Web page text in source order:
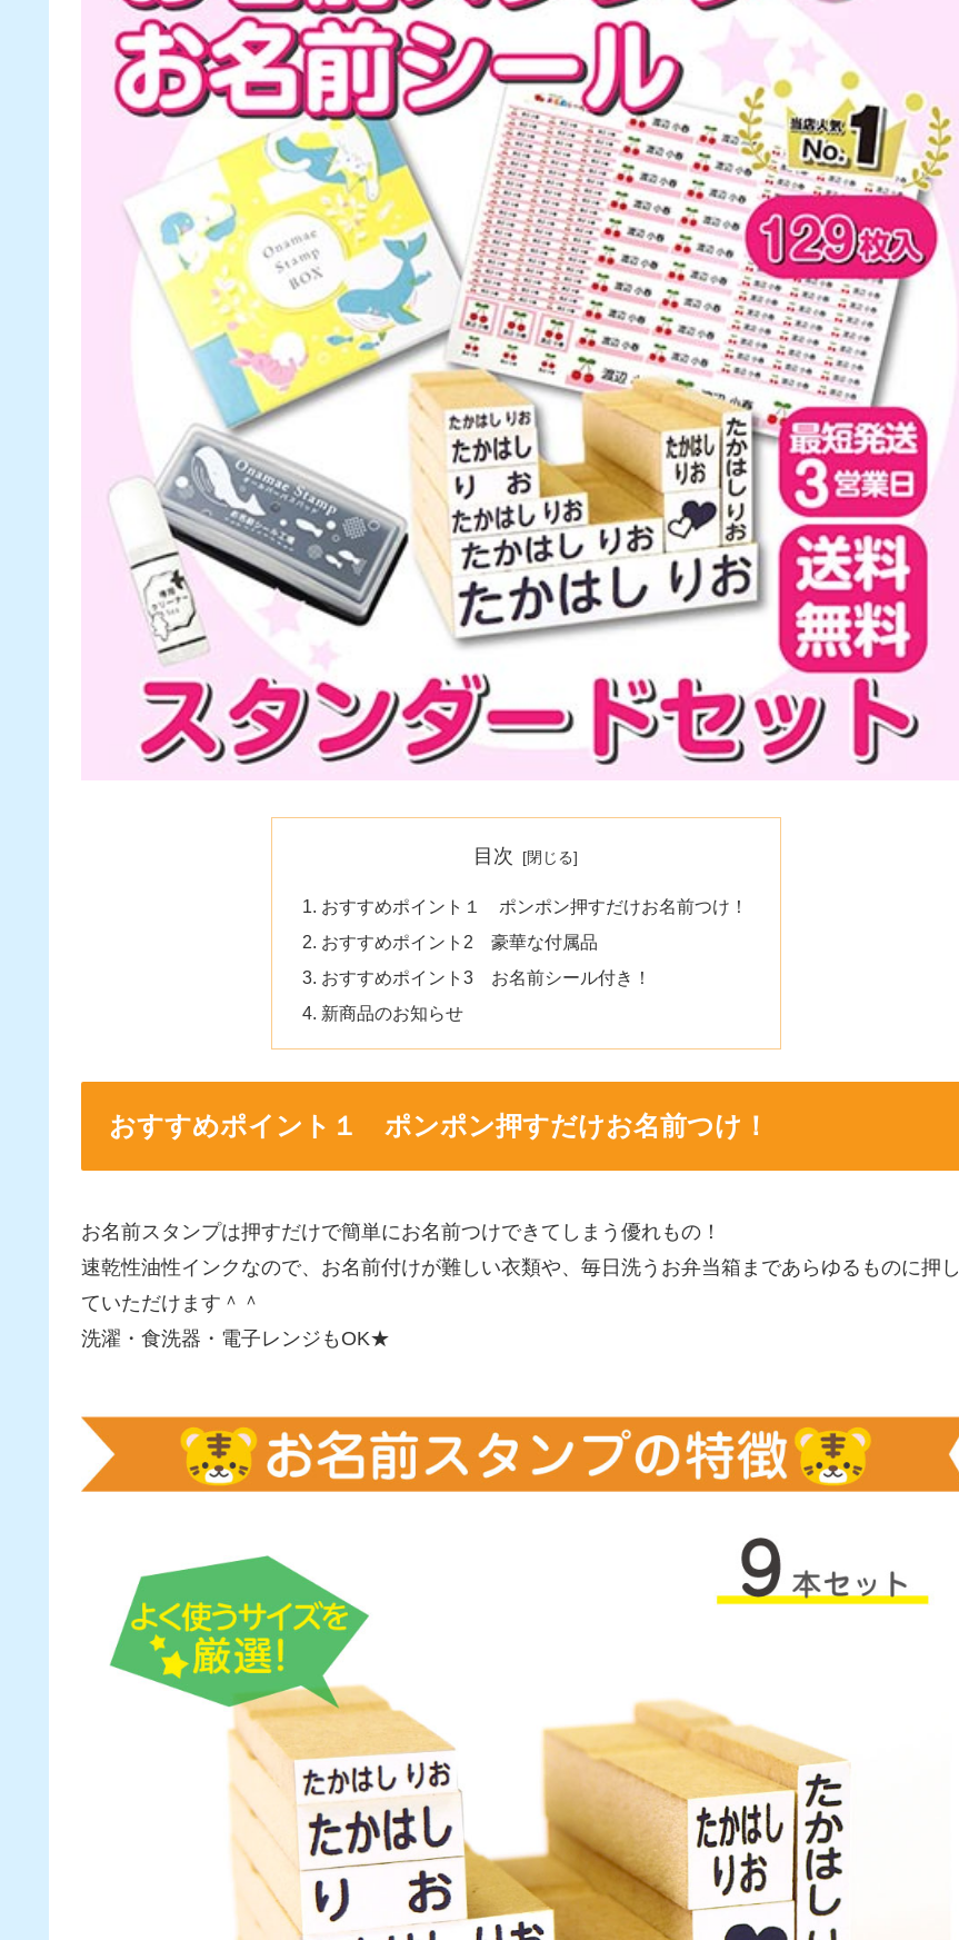
目次
おすすめポイント１ ポンポン押すだけお名前つけ！
おすすめポイント2 豪華な付属品
おすすめポイント3 お名前シール付き！
新商品のお知らせ
おすすめポイント１ ポンポン押すだけお名前つけ！
お名前スタンプは押すだけで簡単にお名前つけできてしまう優れもの！
速乾性油性インクなので、お名前付けが難しい衣類や、毎日洗うお弁当箱まであらゆるものに押し
ていただけます＾＾
洗濯・食洗器・電子レンジもOK★